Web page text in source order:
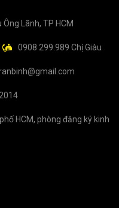
Lãnh, TP HCM
0908 299.989 Chị Giàu
HCM, phòng đăng ký kinh